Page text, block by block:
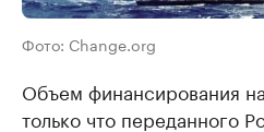
Фото: Change.org
Объем финансирования
только что переданного